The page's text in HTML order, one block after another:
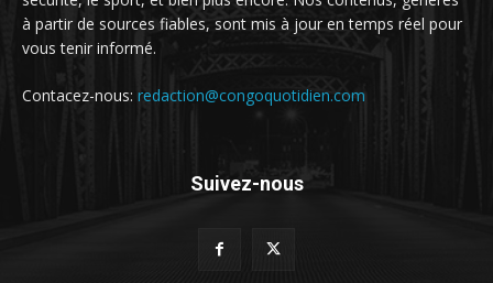
à partir de sources fiables, sont mis à jour en temps réel pour
vous tenir informé.
Contacez-nous: redaction@congoquotidien.com
Suivez-nous